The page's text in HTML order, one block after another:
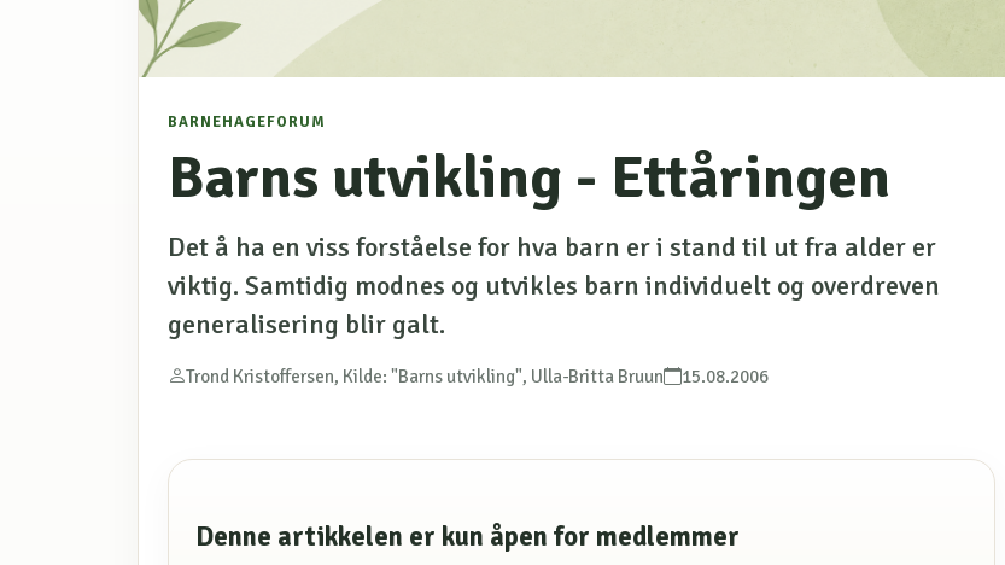
BARNEHAGEFORUM
Barns utvikling - Ettåringen
Det å ha en viss forståelse for hva barn er i stand til ut fra alder er
viktig. Samtidig modnes og utvikles barn individuelt og overdreven
generalisering blir galt.
Trond Kristoffersen, Kilde: "Barns utvikling", Ulla-Britta Bruun 15.08.2006
Denne artikkelen er kun åpen for medlemmer